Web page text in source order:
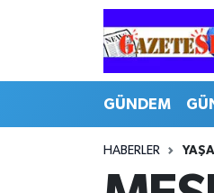
GÜNDEM
HABERLER